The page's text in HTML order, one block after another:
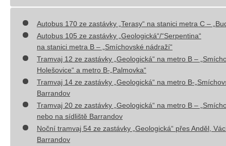
Autobus 170 ze zastávky „Terasy“ na stanici metra C –
Autobus 105 ze zastávky „Geologická“/“Serpentina“
na stanici metra B – „Smíchovské nádraží“
Tramvaj 12 ze zastávky „Geologická“ na metro B –
Holešovice“ a metro B-„Palmovka“
Tramvaj 14 ze zastávky „Geologická“ na metro B-
Barrandov
Tramvaj 20 ze zastávky „Geologická“ na metro B –
nebo na sídliště Barrandov
Noční tramvaj 54 ze zastávky „Geologická“ přes Anděl,
Barrandov